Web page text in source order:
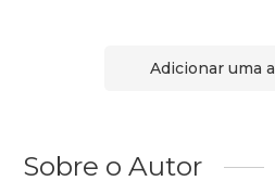
Adicionar uma
Sobre o Autor